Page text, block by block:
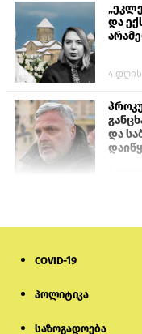
და
4
და
COVID-19
პოლიტიკა
საზოგადოება